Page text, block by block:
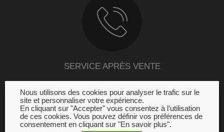
SERVICE APRÈS VENTE
Nous utilisons des cookies pour analyser le trafic sur le
site et personnaliser votre expérience.
En cliquant sur "Accepter" vous consentez à l’utilisation
de ces cookies. Vous pouvez définir vos préférences de
consentement en cliquant sur "En savoir plus".